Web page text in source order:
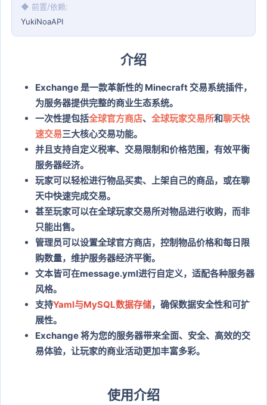
◆ 前置/依赖
YukiNoaAPI
介绍
Exchange 是一款革新性的 Minecraft 交易系统插件，
为服务器提供完整的商业生态系统。
一次性提包括全球官方商店、 全球玩家交易所和聊天快
速交易三大核心交易功能。
并且支持自定义税率、交易限制和价格范围，有效平衡
服务器经济。
玩家可以轻松进行物品买卖、上架自己的商品，或在聊
天中快速完成交易。
甚至玩家可以在全球玩家交易所对物品进行收购，而非
只能出售。
管理员可以设置全球官方商店，控制物品价格和每日限
购数量，维护服务器经济平衡。
文本皆可在message.yml进行自定义，适配各种服务器
风格。
支持Yaml与MySQL数据存储，确保数据安全性和可扩
展性。
Exchange 将为您的服务器带来全面、安全、高效的交
易体验，让玩家的商业活动更加丰富多彩。
使用介绍